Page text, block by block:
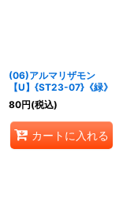
(06)アルマリザモン
【U】{ST23-07}《緑》
80円(税込)
カートに入れる